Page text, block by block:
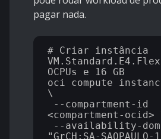
pagar nada.
# Criar instância
OCPUs e 16 GB
oci compute
\
--compartment-id
<compartment-ocid>
--availability-
"GrCH:SA-